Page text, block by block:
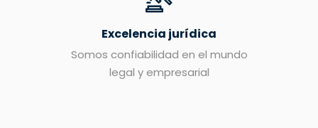
Excelencia jurídica
Somos confiabilidad en el mundo
legal y empresarial